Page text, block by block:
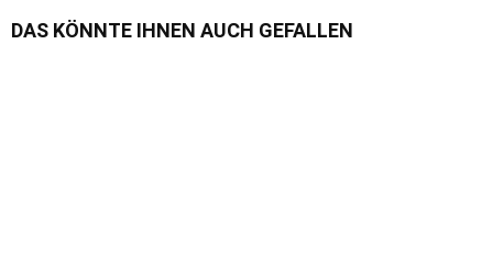
DAS KÖNNTE IHNEN AUCH GEFALLEN